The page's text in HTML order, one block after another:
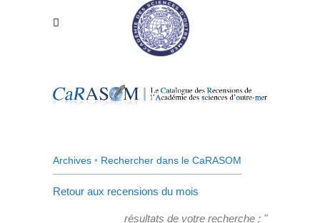
Archives • Rechercher dans le CaRASOM
Retour aux recensions du mois
résultats de votre recherche : "